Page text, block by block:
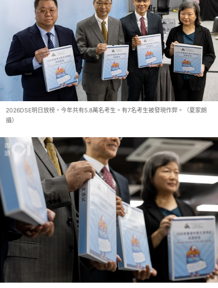
2026DSE明日放榜，今年共有5.8萬名考生。有7名考生被發現作弊。（夏家朗
攝）